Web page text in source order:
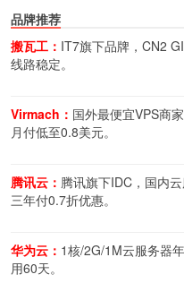
品牌推荐
搬瓦工： IT7旗下品牌，CN2
线路稳定。
Virmach： 国外最便宜VPS商
月付低至0.8美元。
腾讯云： 腾讯旗下IDC，国内
三年付0.7折优惠。
华为云： 1核/2G/1M云服务器
用60天。